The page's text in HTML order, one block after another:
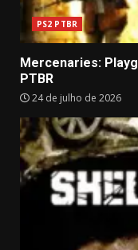
PS2 PTBR
Mercenaries:
PTBR
24 de julho de 2026